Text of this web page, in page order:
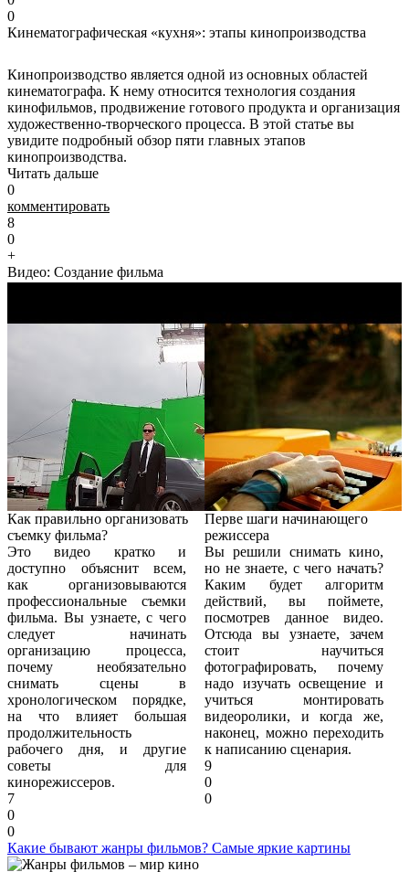
0
Кинематографическая «кухня»: этапы кинопроизводства
Кинопроизводство является одной из основных областей
кинематографа. К нему относится технология создания
кинофильмов, продвижение готового продукта и организация
художественно-творческого процесса. В этой статье вы
увидите подробный обзор пяти главных этапов
кинопроизводства.
Читать дальше
0
комментировать
8
0
+
Видео: Создание фильма
Как правильно организовать
съемку фильма?
Это видео кратко и
доступно объяснит всем,
как организовываются
профессиональные съемки
фильма. Вы узнаете, с чего
следует начинать
организацию процесса,
почему необязательно
снимать сцены в
хронологическом порядке,
на что влияет большая
продолжительность
рабочего дня, и другие
советы для
кинорежиссеров.
7
0
0
Перве шаги начинающего
режиссера
Вы решили снимать кино,
но не знаете, с чего начать?
Каким будет алгоритм
действий, вы поймете,
посмотрев данное видео.
Отсюда вы узнаете, зачем
стоит научиться
фотографировать, почему
надо изучать освещение и
учиться монтировать
видеоролики, и когда же,
наконец, можно переходить
к написанию сценария.
9
0
0
Какие бывают жанры фильмов? Самые яркие картины